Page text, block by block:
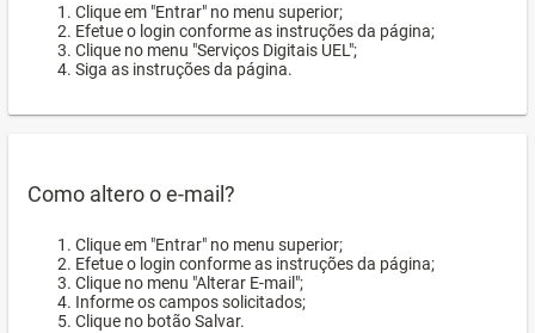
Clique em "Entrar" no menu superior;
Efetue o login conforme as instruções da página;
Clique no menu "Serviços Digitais UEL";
Siga as instruções da página.
Como altero o e-mail?
Clique em "Entrar" no menu superior;
Efetue o login conforme as instruções da página;
Clique no menu "Alterar E-mail";
Informe os campos solicitados;
Clique no botão Salvar.